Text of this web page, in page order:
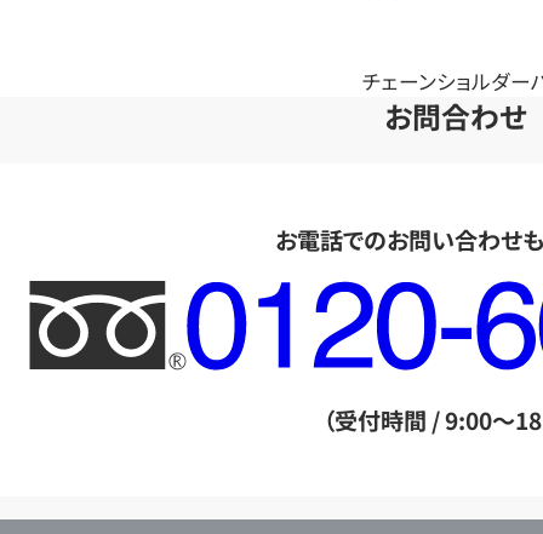
チェーンショルダー
お問合わせ
お電話でのお問い合わせ
フ
リ
ー
ル
（受付時間 / 9:00～